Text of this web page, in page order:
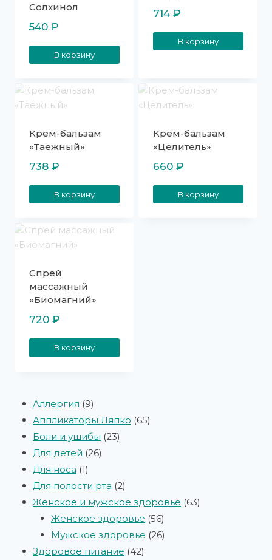
Солхинол
540 ₽
В корзину
714 ₽
В корзину
Крем-бальзам
«Таежный»
738 ₽
В корзину
Крем-бальзам
«Целитель»
660 ₽
В корзину
Спрей
массажный
«Биомагний»
720 ₽
В корзину
Аллергия 9
Аппликаторы Ляпко 65
Боли и ушибы 23
Для детей 26
Для носа 1
Для полости рта 2
Женское и мужское здоровье 63
Женское здоровье 56
Мужское здоровье 26
Здоровое питание 42